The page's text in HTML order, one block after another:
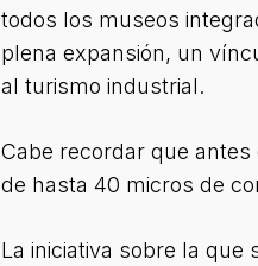
todos los museos
plena expansión, un
al turismo industrial.
Cabe recordar que antes
de hasta 40 micros de
La iniciativa sobre la que